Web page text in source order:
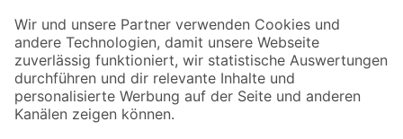
Der toom Newsletter: Keine Angebote und Aktionen mehr verpassen!
Zur Newsletter Anmeldung
Folge uns